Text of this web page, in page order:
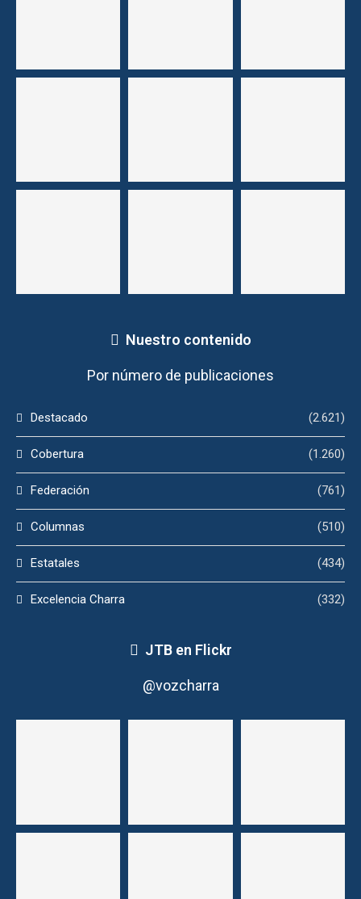
Nuestro contenido
Por número de publicaciones
Destacado (2.621)
Cobertura (1.260)
Federación (761)
Columnas (510)
Estatales (434)
Excelencia Charra (332)
JTB en Flickr
@vozcharra